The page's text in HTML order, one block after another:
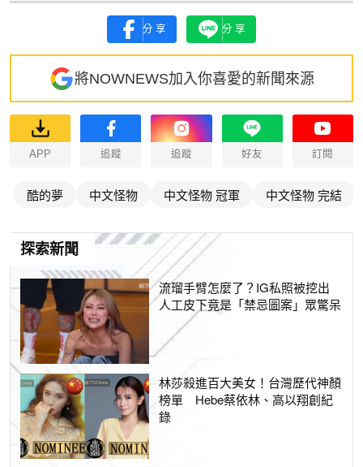
分享 分享
將NOWNEWS加入你喜愛的新聞來源
APP 追蹤 追蹤 好友 訂閱
酷的夢 中文怪物 中文怪物 冠軍 中文怪物 完結
探索新聞
流瑠手臂怎麼了？IG私照被挖出
人工皮下竟是「禁忌圖案」眾驚呆
林莎殺進百大美女！台灣歷代神顏
榜單 Hebe蔡依林、高以翔創紀
錄